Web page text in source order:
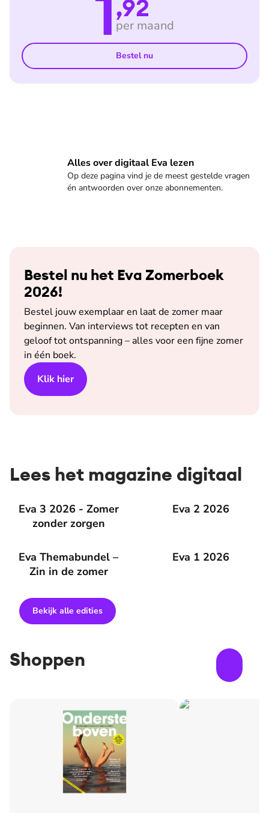
,92
per maand
Bestel nu
Alles over digitaal Eva lezen
Op deze pagina vind je de meest gestelde vragen
én antwoorden over onze abonnementen.
Veelgestelde vragen
Bestel nu het Eva Zomerboek
2026!
Bestel jouw exemplaar en laat de zomer maar
beginnen. Van interviews tot recepten en van
geloof tot ontspanning – alles voor een fijne zomer
in één boek.
Klik hier
Lees het magazine digitaal
Eva 3 2026 - Zomer
zonder zorgen
Eva 3 2026 - Zomer zonder zorgen Eva 2 2026
Eva 2 2026
Eva Themabundel –
Zin in de zomer
Eva Themabundel – Zin in de zomer Eva 1 2026
Eva 1 2026
Bekijk alle edities
Shoppen